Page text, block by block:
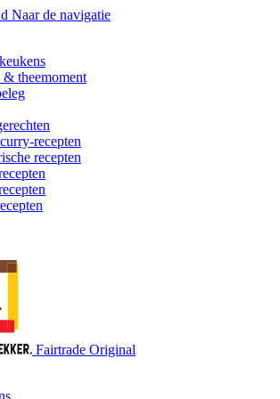
Naar de navigatie
theemoment
recepten
recepten
Fairtrade Original